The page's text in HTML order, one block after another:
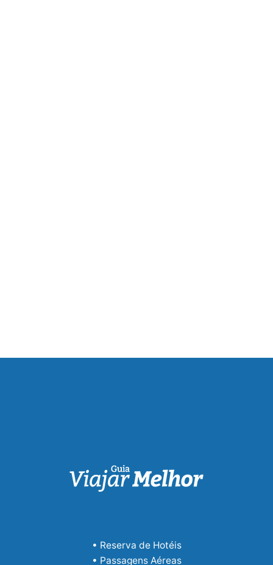
• Reserva de Hotéis
• Passagens Aéreas